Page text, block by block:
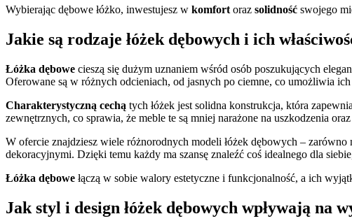
Wybierając dębowe łóżko, inwestujesz w komfort oraz solidność swojego
Jakie są rodzaje łóżek dębowych i ich
Łóżka dębowe cieszą się dużym uznaniem wśród osób poszukujących
Oferowane są w różnych odcieniach, od jasnych po ciemne, co umożliwia
Charakterystyczną cechą tych łóżek jest solidna konstrukcja, która
zewnętrznych, co sprawia, że meble te są mniej narażone na uszkodzenia
W ofercie znajdziesz wiele różnorodnych modeli łóżek dębowych –
dekoracyjnymi. Dzięki temu każdy ma szansę znaleźć coś idealnego dla
Łóżka dębowe łączą w sobie walory estetyczne i funkcjonalność, a ich
Jak styl i design łóżek dębowych wpływają na